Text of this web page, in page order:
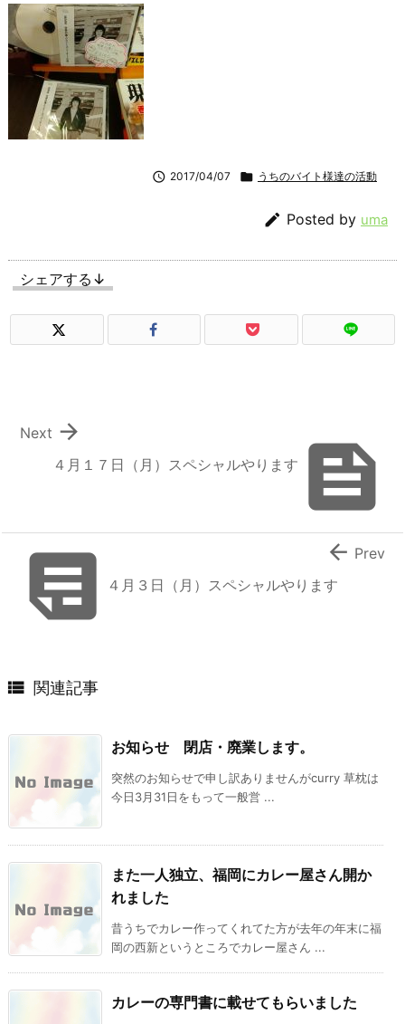
 2017/04/07  うちのバイト様達の活動
 Posted by uma
シェアする↓

４月１７日（月）スペシャルやります

Next
 ４月３日（月）スペシャルやります
 Prev
 関連記事
お知らせ 閉店・廃業します。
突然のお知らせで申し訳ありませんがcurry 草枕は
今日3月31日をもって一般営 ...
また一人独立、福岡にカレー屋さん開か
れました
昔うちでカレー作ってくれてた方が去年の年末に福
岡の西新というところでカレー屋さん ...
カレーの専門書に載せてもらいました